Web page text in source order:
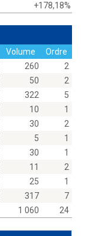
+178,18%
Volume
Ordre
260
2
50
2
322
5
10
1
30
2
5
1
30
1
11
2
25
1
317
7
1 060
24